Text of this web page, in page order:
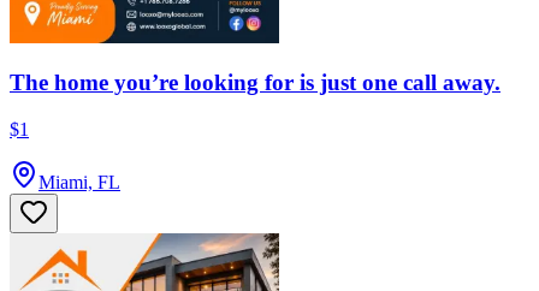
The home you’re looking for is just one call away.
$1
Miami, FL